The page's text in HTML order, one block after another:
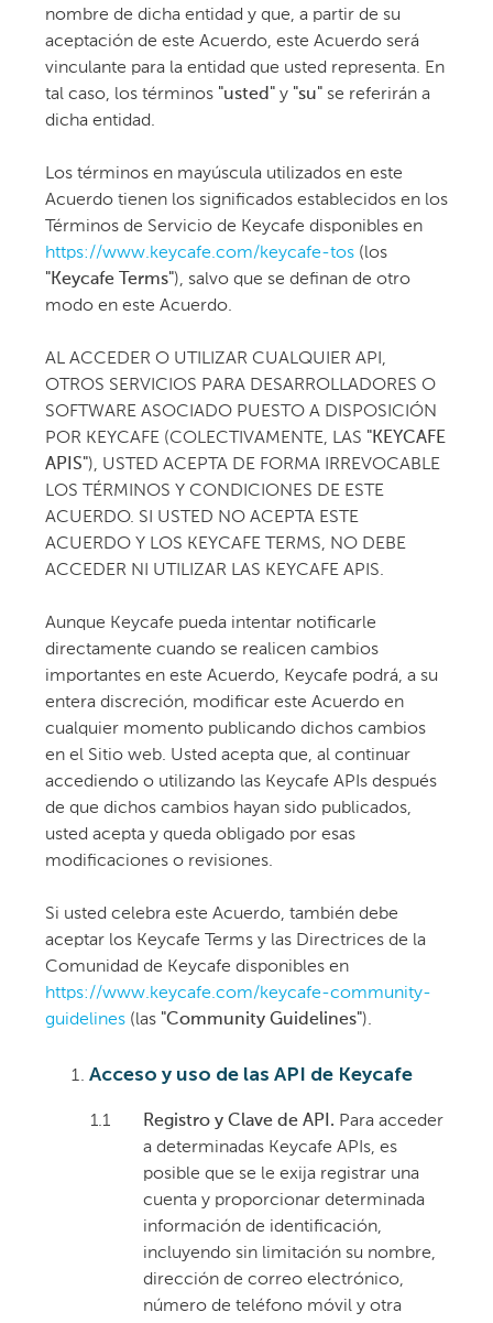
nombre de dicha entidad y que, a partir de su
aceptación de este Acuerdo, este Acuerdo será
vinculante para la entidad que usted representa. En
tal caso, los términos "usted" y "su" se referirán a
dicha entidad.
Los términos en mayúscula utilizados en este
Acuerdo tienen los significados establecidos en los
Términos de Servicio de Keycafe disponibles en
https://www.keycafe.com/keycafe-tos (los
"Keycafe Terms"), salvo que se definan de otro
modo en este Acuerdo.
AL ACCEDER O UTILIZAR CUALQUIER API,
OTROS SERVICIOS PARA DESARROLLADORES O
SOFTWARE ASOCIADO PUESTO A DISPOSICIÓN
POR KEYCAFE (COLECTIVAMENTE, LAS "KEYCAFE
APIS"), USTED ACEPTA DE FORMA IRREVOCABLE
LOS TÉRMINOS Y CONDICIONES DE ESTE
ACUERDO. SI USTED NO ACEPTA ESTE
ACUERDO Y LOS KEYCAFE TERMS, NO DEBE
ACCEDER NI UTILIZAR LAS KEYCAFE APIS.
Aunque Keycafe pueda intentar notificarle
directamente cuando se realicen cambios
importantes en este Acuerdo, Keycafe podrá, a su
entera discreción, modificar este Acuerdo en
cualquier momento publicando dichos cambios
en el Sitio web. Usted acepta que, al continuar
accediendo o utilizando las Keycafe APIs después
de que dichos cambios hayan sido publicados,
usted acepta y queda obligado por esas
modificaciones o revisiones.
Si usted celebra este Acuerdo, también debe
aceptar los Keycafe Terms y las Directrices de la
Comunidad de Keycafe disponibles en
https://www.keycafe.com/keycafe-community-
guidelines (las "Community Guidelines").
Acceso y uso de las API de Keycafe
1.1 Registro y Clave de API. Para acceder
a determinadas Keycafe APIs, es
posible que se le exija registrar una
cuenta y proporcionar determinada
información de identificación,
incluyendo sin limitación su nombre,
dirección de correo electrónico,
número de teléfono móvil y otra